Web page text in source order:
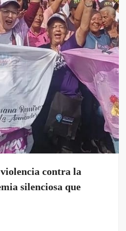
contra la
silenciosa que